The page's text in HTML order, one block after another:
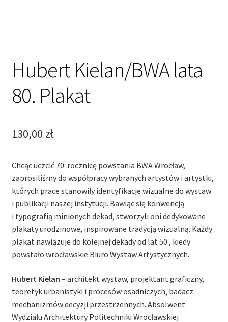
Hubert Kielan/BWA lata
80. Plakat
130,00 zł
Chcąc uczcić 70. rocznicę powstania BWA Wrocław,
zaprosiliśmy do współpracy wybranych artystów i artystki,
których prace stanowiły identyfikacje wizualne do wystaw
i publikacji naszej instytucji. Bawiąc się konwencją
i typografią minionych dekad, stworzyli oni dedykowane
plakaty urodzinowe, inspirowane tradycją wizualną. Każdy
plakat nawiązuje do kolejnej dekady od lat 50., kiedy
powstało wrocławskie Biuro Wystaw Artystycznych.
Hubert Kielan – architekt wystaw, projektant graficzny,
teoretyk urbanistyki i procesów osadniczych, badacz
mechanizmów decyzji przestrzennych. Absolwent
Wydziału Architektury Politechniki Wrocławskiej